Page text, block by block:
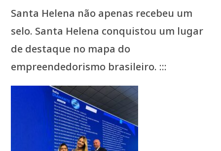
Santa Helena não apenas recebeu um
selo. Santa Helena conquistou um lugar
de destaque no mapa do
empreendedorismo brasileiro. :::